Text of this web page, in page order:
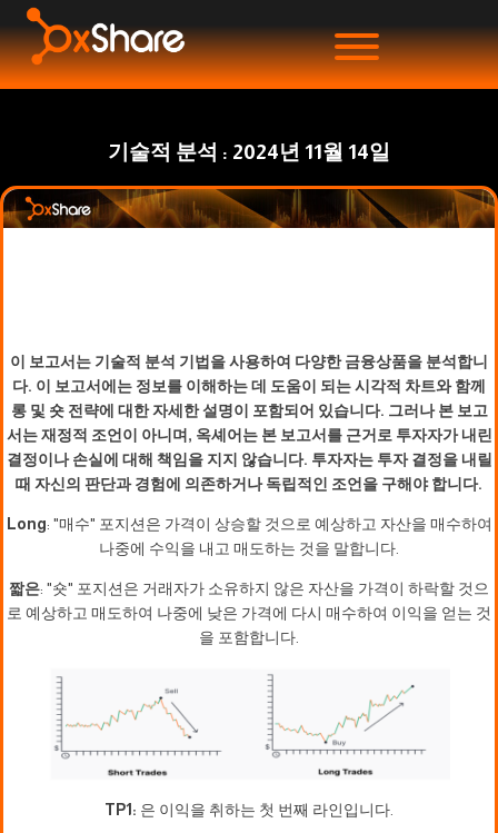
기술적 분석 : 2024년 11월 14일
이 보고서는 기술적 분석 기법을 사용하여 다양한 금융상품을 분석합니
다. 이 보고서에는 정보를 이해하는 데 도움이 되는 시각적 차트와 함께
롱 및 숏 전략에 대한 자세한 설명이 포함되어 있습니다. 그러나 본 보고
서는 재정적 조언이 아니며, 옥셰어는 본 보고서를 근거로 투자자가 내린
결정이나 손실에 대해 책임을 지지 않습니다. 투자자는 투자 결정을 내릴
때 자신의 판단과 경험에 의존하거나 독립적인 조언을 구해야 합니다.
Long: "매수" 포지션은 가격이 상승할 것으로 예상하고 자산을 매수하여
나중에 수익을 내고 매도하는 것을 말합니다.
짧은: "숏" 포지션은 거래자가 소유하지 않은 자산을 가격이 하락할 것으
로 예상하고 매도하여 나중에 낮은 가격에 다시 매수하여 이익을 얻는 것
을 포함합니다.
TP1: 은 이익을 취하는 첫 번째 라인입니다.